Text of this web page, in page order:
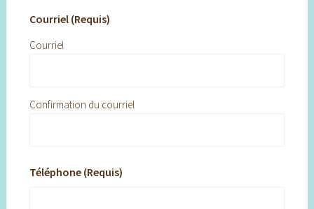
Courriel (Requis)
Courriel
Confirmation du courriel
Téléphone (Requis)